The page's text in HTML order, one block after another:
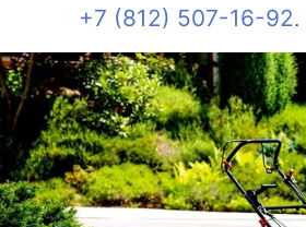
+7 (812) 507-16-92.